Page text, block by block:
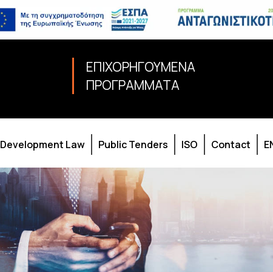
ΕΠΙΧΟΡΗΓΟΥΜΕΝΑ
ΠΡΟΓΡΑΜΜΑΤΑ
Development Law Public Tenders ISO Contact